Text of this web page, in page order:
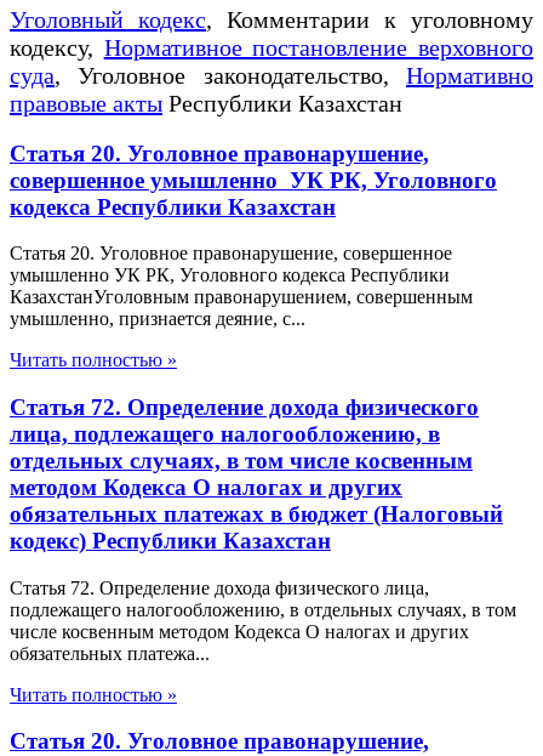
Уголовный кодекс, Комментарии к уголовному
кодексу, Нормативное постановление верховного
суда, Уголовное законодательство, Нормативно
правовые акты Республики Казахстан
Статья 20. Уголовное правонарушение,
совершенное умышленно УК РК, Уголовного
кодекса Республики Казахстан
Статья 20. Уголовное правонарушение, совершенное
умышленно УК РК, Уголовного кодекса Республики
КазахстанУголовным правонарушением, совершенным
умышленно, признается деяние, с...
Читать полностью »
Статья 72. Определение дохода физического
лица, подлежащего налогообложению, в
отдельных случаях, в том числе косвенным
методом Кодекса О налогах и других
обязательных платежах в бюджет (Налоговый
кодекс) Республики Казахстан
Статья 72. Определение дохода физического лица,
подлежащего налогообложению, в отдельных случаях, в том
числе косвенным методом Кодекса О налогах и других
обязательных платежа...
Читать полностью »
Статья 20. Уголовное правонарушение,